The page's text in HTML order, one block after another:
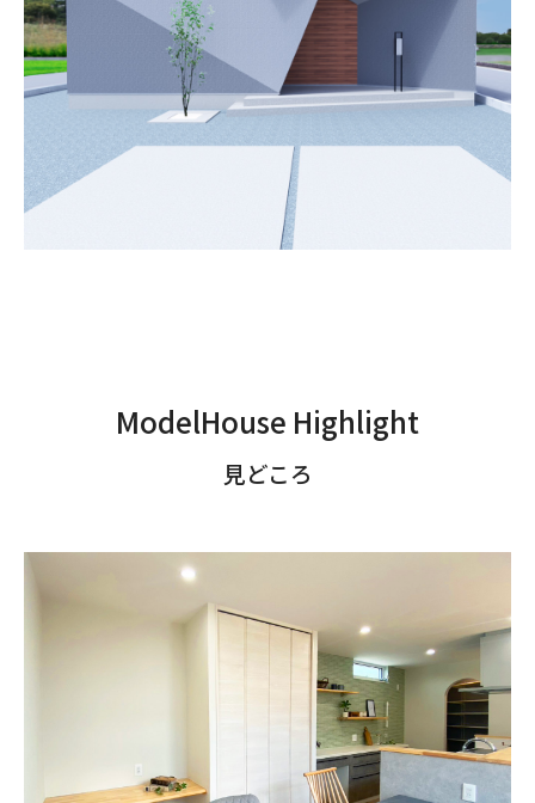
ModelHouse Highlight
見どころ